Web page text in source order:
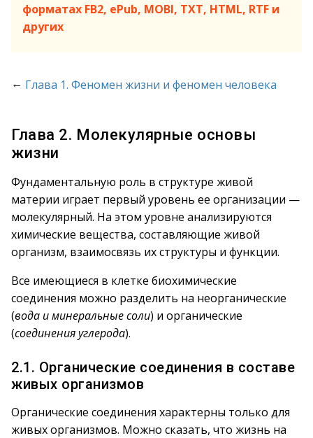
форматах FB2, ePub, MOBI, TXT, HTML, RTF и
других
← Глава 1. Феномен жизни и феномен человека
Глава 2. Молекулярные основы
жизни
Фундаментальную роль в структуре живой
материи играет первый уровень ее организации —
молекулярный. На этом уровне анализируются
химические вещества, составляющие живой
организм, взаимосвязь их структуры и функции.
Все имеющиеся в клетке биохимические
соединения можно разделить на неорганические
(вода и минеральные соли) и органические
(соединения углерода).
2.1. Органические соединения в составе
живых организмов
Органические соединения характерны только для
живых организмов. Можно сказать, что жизнь на